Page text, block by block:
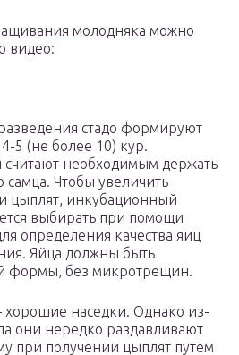
молодняка можно
видео:
стадо формируют
4-5 (не более 10) кур.
необходимым держать
самца. Чтобы увеличить
цыплят, инкубационный
выбирать при помощи
определения качества яиц
Яйца должны быть
формы, без микротрещин.
хорошие наседки. Однако из-
они нередко раздавливают
при получении цыплят путем